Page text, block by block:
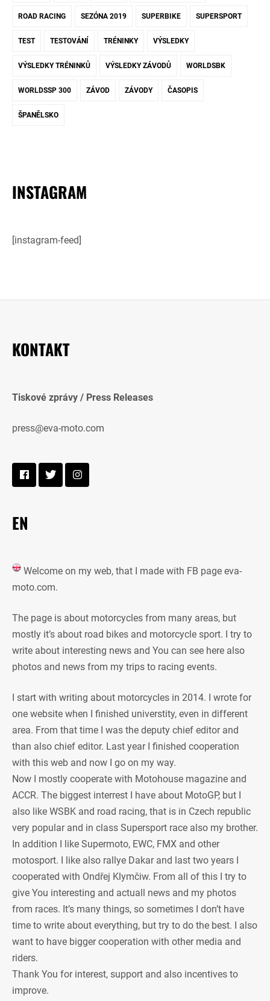
ROAD RACING SEZÓNA 2019 SUPERBIKE SUPERSPORT
TEST TESTOVÁNÍ TRÉNINKY VÝSLEDKY
VÝSLEDKY TRÉNINKŮ VÝSLEDKY ZÁVODŮ WORLDSBK
WORLDSSP 300 ZÁVOD ZÁVODY ČASOPIS
ŠPANĚLSKO
INSTAGRAM
[instagram-feed]
KONTAKT
Tiskové zprávy / Press Releases
press@eva-moto.com
EN
Welcome on my web, that I made with FB page eva-
moto.com.
The page is about motorcycles from many areas, but
mostly it’s about road bikes and motorcycle sport. I try to
write about interesting news and You can see here also
photos and news from my trips to racing events.
I start with writing about motorcycles in 2014. I wrote for
one website when I finished universtity, even in different
area. From that time I was the deputy chief editor and
than also chief editor. Last year I finished cooperation
with this web and now I go on my way.
Now I mostly cooperate with Motohouse magazine and
ACCR. The biggest interrest I have about MotoGP, but I
also like WSBK and road racing, that is in Czech republic
very popular and in class Supersport race also my brother.
In addition I like Supermoto, EWC, FMX and other
motosport. I like also rallye Dakar and last two years I
cooperated with Ondřej Klymčiw. From all of this I try to
give You interesting and actuall news and my photos
from races. It’s many things, so sometimes I don’t have
time to write about everything, but try to do the best. I also
want to have bigger cooperation with other media and
riders.
Thank You for interest, support and also incentives to
improve.